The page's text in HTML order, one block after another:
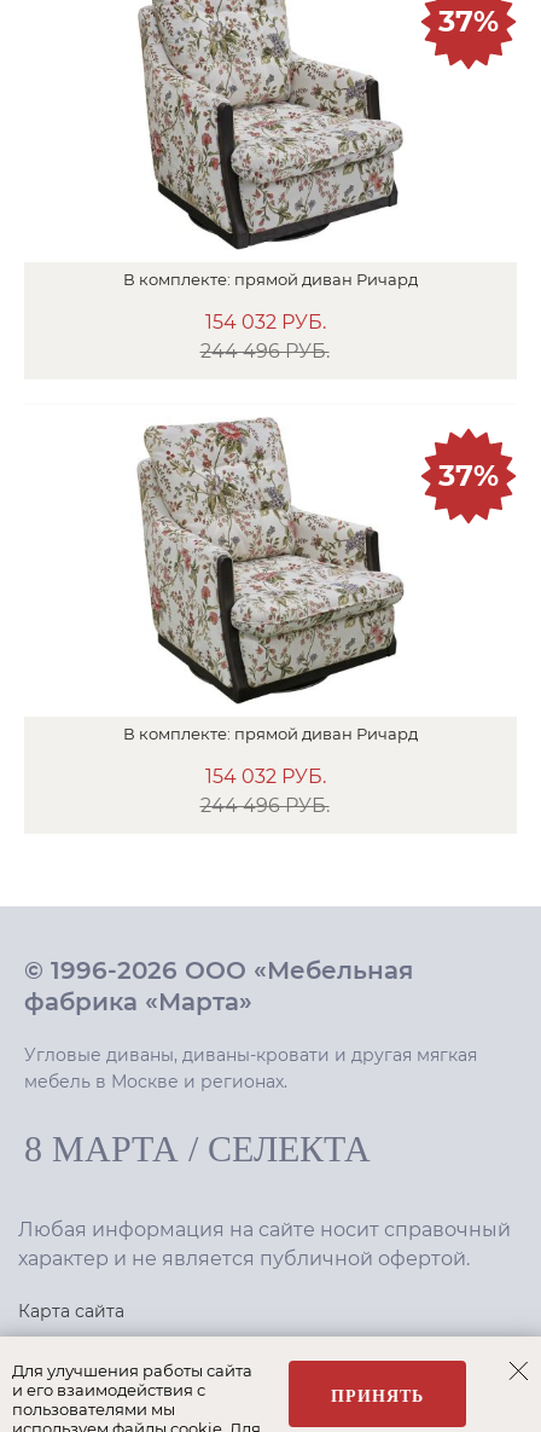
В комплекте: прямой диван Ричард
154 032 РУБ.
244 496 РУБ.
37%
В комплекте: прямой диван Ричард
154 032 РУБ.
244 496 РУБ.
37%
© 1996-2026 ООО «Мебельная
фабрика «Марта»
Угловые диваны, диваны-кровати и другая мягкая
мебель в Москве и регионах.
8 МАРТА / СЕЛЕКТА
Любая информация на сайте носит справочный
характер и не является публичной офертой.
Карта сайта
Для улучшения работы сайта
и его взаимодействия с
пользователями мы
ПРИНЯТЬ